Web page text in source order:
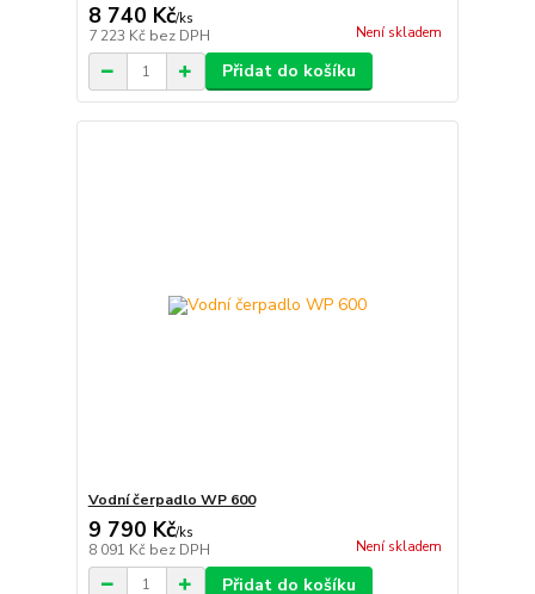
8 740 Kč/ks
7 223 Kč bez DPH Není skladem
Přidat do košíku
Vodní čerpadlo WP 600
9 790 Kč/ks
8 091 Kč bez DPH Není skladem
Přidat do košíku